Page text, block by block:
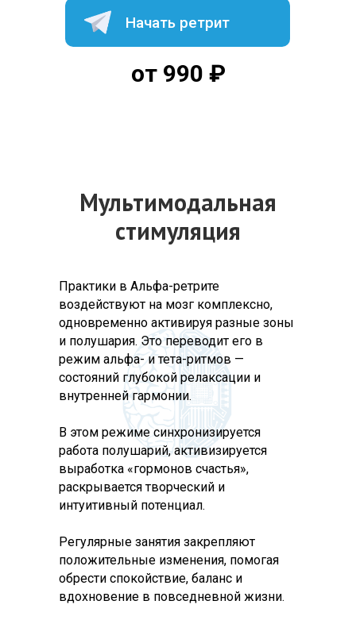
от 990 ₽
Начать ретрит
Мультимодальная
стимуляция
Практики в Альфа-ретрите
воздействуют на мозг комплексно,
одновременно активируя разные зоны
и полушария. Это переводит его в
режим альфа- и тета-ритмов —
состояний глубокой релаксации и
внутренней гармонии.
В этом режиме синхронизируется
работа полушарий, активизируется
выработка «гормонов счастья»,
раскрывается творческий и
интуитивный потенциал.
Регулярные занятия закрепляют
положительные изменения, помогая
обрести спокойствие, баланс и
вдохновение в повседневной жизни.